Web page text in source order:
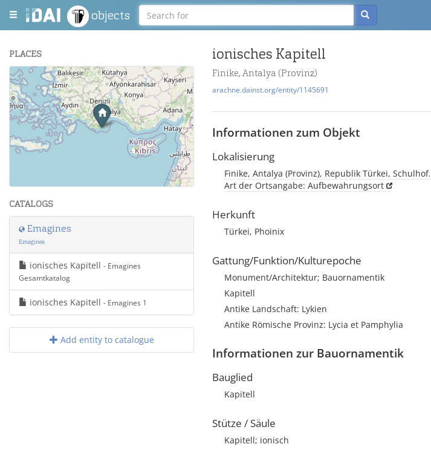
objects
PLACES
+
−
OpenStreetMap.
CATALOGS
Emagines
Emagines
ionisches Kapitell - Emagines
Gesamtkatalog
ionisches Kapitell - Emagines 1
Add entity to catalogue
ionisches Kapitell
Finike, Antalya (Provinz)
arachne.dainst.org/entity/1145691
Informationen zum Objekt
Lokalisierung
Finike, Antalya (Provinz), Republik Türkei, Schulhof.
Art der Ortsangabe: Aufbewahrungsort
Herkunft
Türkei, Phoinix
Gattung/Funktion/Kulturepoche
Monument/Architektur; Bauornamentik
Kapitell
Antike Landschaft: Lykien
Antike Römische Provinz: Lycia et Pamphylia
Informationen zur Bauornamentik
Bauglied
Kapitell
Stütze / Säule
Kapitell; ionisch